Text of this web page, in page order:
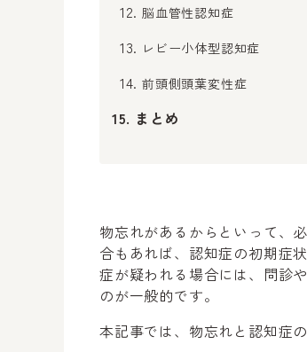
脳血管性認知症
レビー小体型認知症
前頭側頭葉変性症
まとめ
物忘れがあるからといって、
合もあれば、認知症の初期症
症が疑われる場合には、問診
のが一般的です。
本記事では、物忘れと認知症